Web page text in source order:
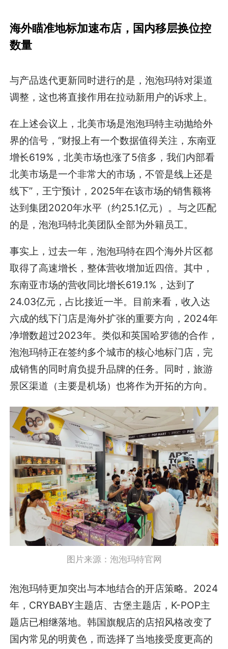
海外瞄准地标加速布店，国内移层换位控
数量
与产品迭代更新同时进行的是，泡泡玛特对渠道
调整，这也将直接作用在拉动新用户的诉求上。
在上述会议上，北美市场是泡泡玛特主动抛给外
界的信号，“财报上有一个数据值得关注，东南亚
增长619%，北美市场也涨了5倍多，我们内部看
北美市场是一个非常大的市场，不管是线上还是
线下”，王宁预计，2025年在该市场的销售额将
达到集团2020年水平（约25.1亿元）。与之匹配
的是，泡泡玛特北美团队全部为外籍员工。
事实上，过去一年，泡泡玛特在四个海外片区都
取得了高速增长，整体营收增加近四倍。其中，
东南亚市场的营收同比增长619.1%，达到了
24.03亿元，占比接近一半。目前来看，收入达
六成的线下门店是海外扩张的重要方向，2024年
净增数超过2023年。类似和英国哈罗德的合作，
泡泡玛特正在签约多个城市的核心地标门店，完
成销售的同时肩负提升品牌的任务。同时，旅游
景区渠道（主要是机场）也将作为开拓的方向。
图片来源：泡泡玛特官网
泡泡玛特更加突出与本地结合的开店策略。2024
年，CRYBABY主题店、古堡主题店，K-POP主
题店已相继落地。韩国旗舰店的店招风格改变了
国内常见的明黄色，而选择了当地接受度更高的